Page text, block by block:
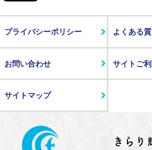
プライバシーポリシー よくある
お問い合わせ サイトご
サイトマップ